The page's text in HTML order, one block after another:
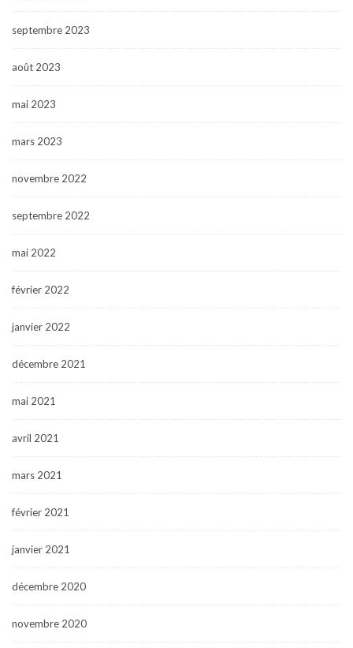
septembre 2023
août 2023
mai 2023
mars 2023
novembre 2022
septembre 2022
mai 2022
février 2022
janvier 2022
décembre 2021
mai 2021
avril 2021
mars 2021
février 2021
janvier 2021
décembre 2020
novembre 2020